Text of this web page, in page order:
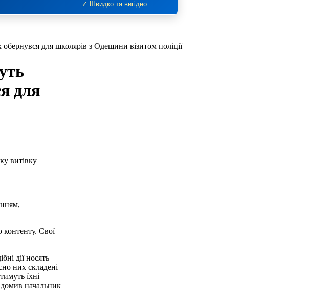
✓ Швидко та вигідно
для школярів з Одещини візитом поліції
для
контенту. Свої
дії носять
них складені
їхні
начальник